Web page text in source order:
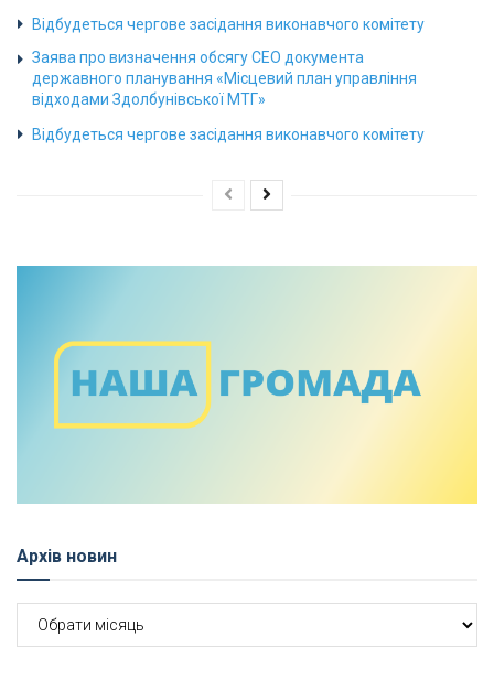
Відбудеться чергове засідання виконавчого комітету
Заява про визначення обсягу СЕО документа
державного планування «Місцевий план управління
відходами Здолбунівської МТГ»
Відбудеться чергове засідання виконавчого комітету
Архів новин
Архів
новин